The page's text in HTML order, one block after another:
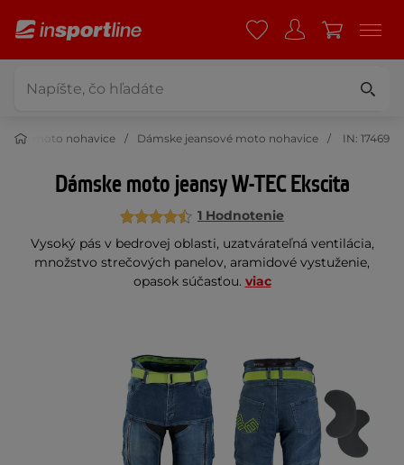
moto nohavice Dámske jeansové moto nohavice IN: 17469
Dámske moto jeansy W-TEC Ekscita
1 Hodnotenie
Vysoký pás v bedrovej oblasti, uzatvárateľná ventilácia,
množstvo strečových panelov, aramidové vystuženie,
opasok súčasťou. viac